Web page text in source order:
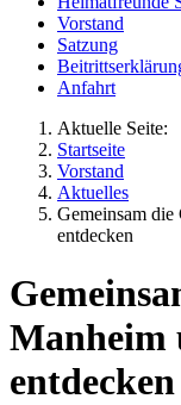
Vorstand
Satzung
Anfahrt
Aktuelle Seite:
Startseite
Vorstand
Aktuelles
Gemeinsam
entdecken
Manheim
entdecken